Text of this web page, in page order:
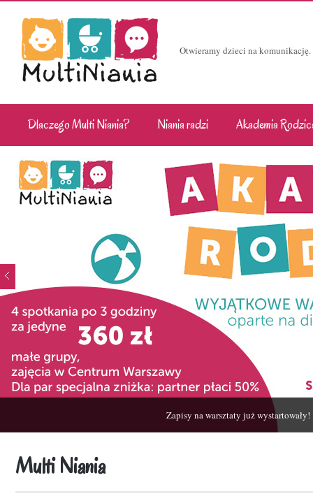
Otwieramy dzieci na
Dlaczego Multi Niania? Niania radzi Akademia
Zapisy na warsztaty już wystartowały!
Multi Niania